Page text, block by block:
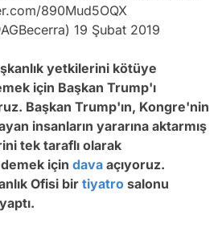
890Mud5OQX
19 Şubat 2019
yetkilerini kötüye
için Başkan Trump'ı
Başkan Trump'ın, Kongre'nin
insanların yararına aktarmış
tek taraflı olarak
için dava açıyoruz.
Ofisi bir tiyatro salonu